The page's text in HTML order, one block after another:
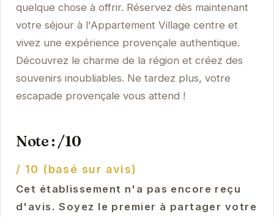
quelque chose à offrir. Réservez dès maintenant
votre séjour à l'Appartement Village centre et
vivez une expérience provençale authentique.
Découvrez le charme de la région et créez des
souvenirs inoubliables. Ne tardez plus, votre
escapade provençale vous attend !
Note : /10
/ 10 (basé sur avis)
Cet établissement n'a pas encore reçu
d'avis. Soyez le premier à partager votre